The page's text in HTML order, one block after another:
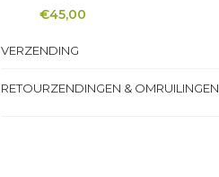
€45,00
VERZENDING
RETOURZENDINGEN & OMRUILINGEN